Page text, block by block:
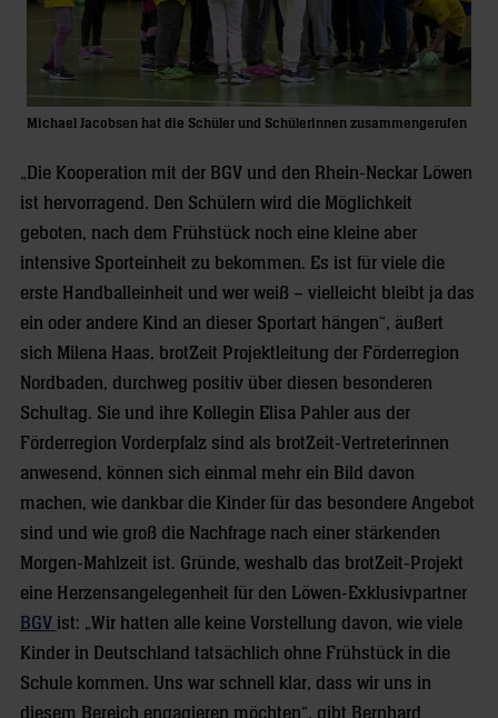
Michael Jacobsen hat die Schüler und Schülerinnen zusammengerufen
„Die Kooperation mit der BGV und den Rhein-Neckar Löwen
ist hervorragend. Den Schülern wird die Möglichkeit
geboten, nach dem Frühstück noch eine kleine aber
intensive Sporteinheit zu bekommen. Es ist für viele die
erste Handballeinheit und wer weiß – vielleicht bleibt ja das
ein oder andere Kind an dieser Sportart hängen“, äußert
sich Milena Haas, brotZeit Projektleitung der Förderregion
Nordbaden, durchweg positiv über diesen besonderen
Schultag. Sie und ihre Kollegin Elisa Pahler aus der
Förderregion Vorderpfalz sind als brotZeit-Vertreterinnen
anwesend, können sich einmal mehr ein Bild davon
machen, wie dankbar die Kinder für das besondere Angebot
sind und wie groß die Nachfrage nach einer stärkenden
Morgen-Mahlzeit ist. Gründe, weshalb das brotZeit-Projekt
eine Herzensangelegenheit für den Löwen-Exklusivpartner
BGV ist: „Wir hatten alle keine Vorstellung davon, wie viele
Kinder in Deutschland tatsächlich ohne Frühstück in die
Schule kommen. Uns war schnell klar, dass wir uns in
diesem Bereich engagieren möchten“, gibt Bernhard